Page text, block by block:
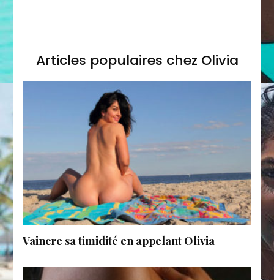
Articles populaires chez Olivia
Vaincre sa timidité en appelant Olivia